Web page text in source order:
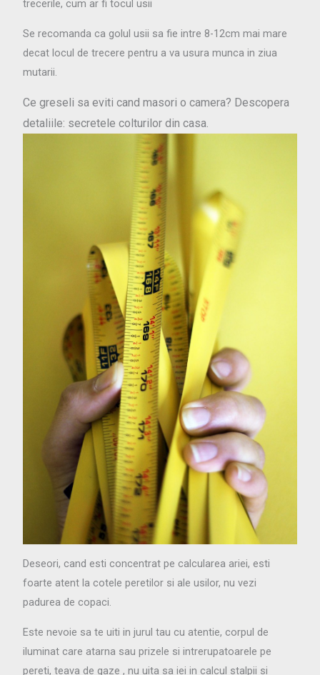
trecerile, cum ar fi tocul usii
Se recomanda ca golul usii sa fie intre 8-12cm mai mare
decat locul de trecere pentru a va usura munca in ziua
mutarii.
Ce greseli sa eviti cand masori o camera? Descopera
detaliile: secretele colturilor din casa.
Deseori, cand esti concentrat pe calcularea ariei, esti
foarte atent la cotele peretilor si ale usilor, nu vezi
padurea de copaci.
Este nevoie sa te uiti in jurul tau cu atentie, corpul de
iluminat care atarna sau prizele si intrerupatoarele pe
pereti, teava de gaze , nu uita sa iei in calcul stalpii si